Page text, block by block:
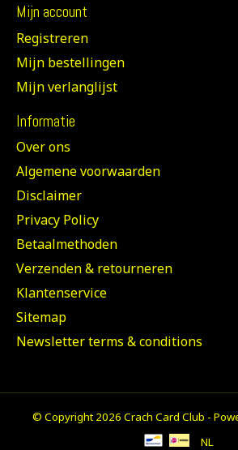
Mijn account
Registreren
Mijn bestellingen
Mijn verlanglijst
Informatie
Over ons
Algemene voorwaarden
Disclaimer
Privacy Policy
Betaalmethoden
Verzenden & retourneren
Klantenservice
Sitemap
Newsletter terms & conditions
© Copyright 2026 Crach Card Club -
NL